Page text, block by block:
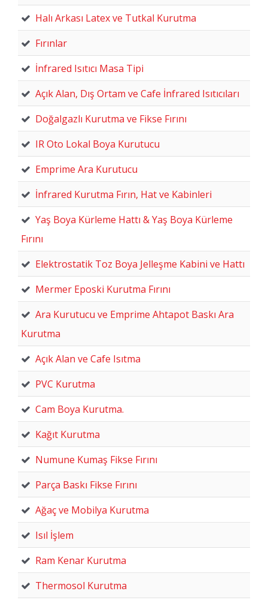
Halı Arkası Latex ve Tutkal Kurutma
Fırınlar
İnfrared Isıtıcı Masa Tipi
Açık Alan, Dış Ortam ve Cafe İnfrared Isıtıcıları
Doğalgazlı Kurutma ve Fikse Fırını
IR Oto Lokal Boya Kurutucu
Emprime Ara Kurutucu
İnfrared Kurutma Fırın, Hat ve Kabinleri
Yaş Boya Kürleme Hattı & Yaş Boya Kürleme
Fırını
Elektrostatik Toz Boya Jelleşme Kabini ve Hattı
Mermer Eposki Kurutma Fırını
Ara Kurutucu ve Emprime Ahtapot Baskı Ara
Kurutma
Açık Alan ve Cafe Isıtma
PVC Kurutma
Cam Boya Kurutma.
Kağıt Kurutma
Numune Kumaş Fikse Fırını
Parça Baskı Fikse Fırını
Ağaç ve Mobilya Kurutma
Isıl İşlem
Ram Kenar Kurutma
Thermosol Kurutma